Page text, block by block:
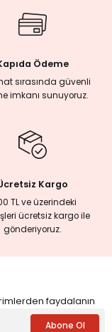
Ödeme
sırasında güvenli
imkanı sunuyoruz.
Kargo
TL ve üzerindeki
ücretsiz kargo ile
gönderiyoruz.
faydalanın
Abone Ol